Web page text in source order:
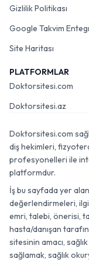
Gizlilik Politikası
Google Takvim
Site Haritası
PLATFORMLAR
Doktorsitesi.com
Doktorsitesi.az
Doktorsitesi.com
diş hekimleri,
profesyonelleri ile
platformdur.
İş bu sayfada yer
değerlendirmeleri,
emri, talebi, önerisi,
hasta/danışan
sitesinin amacı,
sağlamak, sağlık